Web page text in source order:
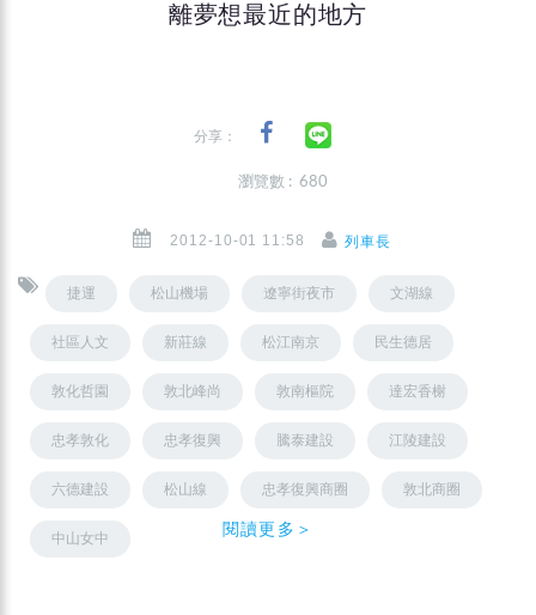
離夢想最近的地方
分享：
瀏覽數 : 680
2012-10-01 11:58 列車長
捷運 松山機場 遼寧街夜市 文湖線
社區人文 新莊線 松江南京 民生德居
敦化哲園 敦北峰尚 敦南樞院 達宏香榭
忠孝敦化 忠孝復興 騰泰建設 江陵建設
六德建設 松山線 忠孝復興商圈 敦北商圈
中山女中 閱讀更多＞